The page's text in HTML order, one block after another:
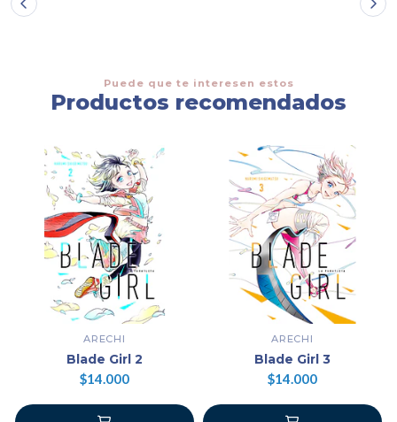
Puede que te interesen estos
Productos recomendados
ARECHI
Blade Girl 2
$14.000
ARECHI
Blade Girl 3
$14.000